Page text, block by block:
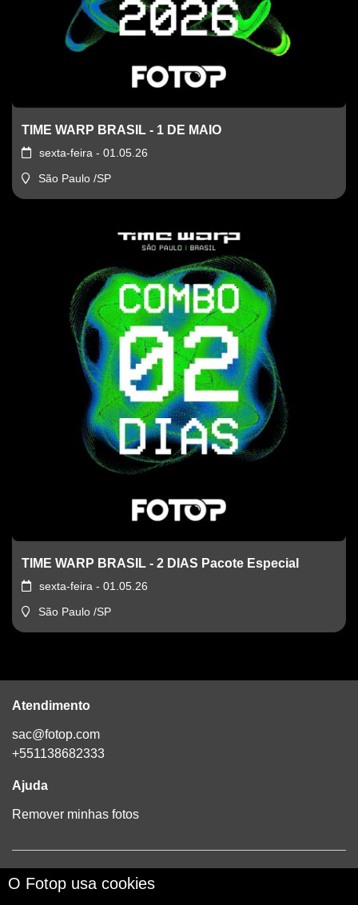
TIME WARP BRASIL - 1 DE MAIO
sexta-feira - 01.05.26
São Paulo /SP
TIME WARP BRASIL - 2 DIAS Pacote Especial
sexta-feira - 01.05.26
São Paulo /SP
Atendimento
sac@fotop.com
+551138682333
Ajuda
Remover minhas fotos
O Fotop usa cookies